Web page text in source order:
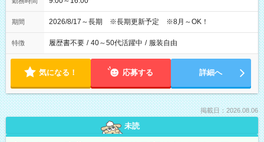
期間 2026/8/17～長期 ※長期更新予定 ※8月～OK！
特徴 履歴書不要 / 40～50代活躍中 / 服装自由
気になる！ 応募する 詳細へ
掲載日：2026.08.06
未読